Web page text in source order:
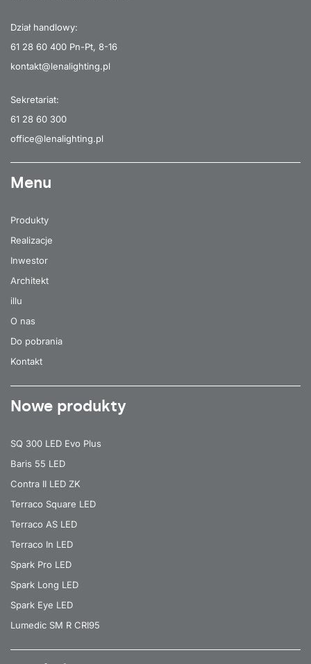
Dział handlowy:
61 28 60 400 Pn-Pt, 8-16
kontakt@lenalighting.pl
Sekretariat:
61 28 60 300
office@lenalighting.pl
Menu
Produkty
Realizacje
Inwestor
Architekt
illu
O nas
Do pobrania
Kontakt
Nowe produkty
SQ 300 LED Evo Plus
Baris 55 LED
Contra II LED ZK
Terraco Square LED
Terraco AS LED
Terraco In LED
Spark Pro LED
Spark Long LED
Spark Eye LED
Lumedic SM R CRI95